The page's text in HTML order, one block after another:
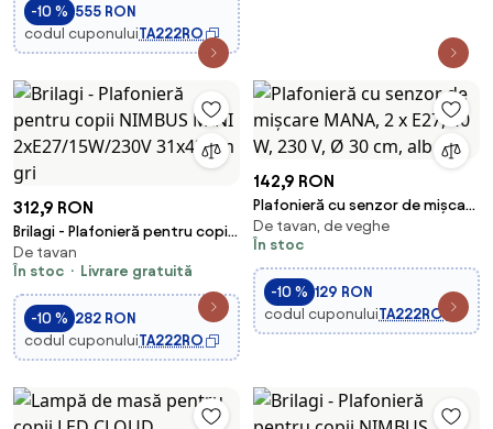
-10 % 555 RON
codul cuponuluiTA222RO
312,9 RON
Brilagi - Plafonieră pentru copii
NIMBUS MINI 2xE27/15W/230V
31x43 cm gri
De tavan
În stoc
Livrare gratuită
-10 % 282 RON
codul cuponuluiTA222RO
142,9 RON
Plafonieră cu senzor de mișcare
MANA, 2 x E27, 40 W, 230 V, Ø 30
cm, alb
De tavan, de veghe
În stoc
-10 % 129 RON
codul cuponuluiTA222RO